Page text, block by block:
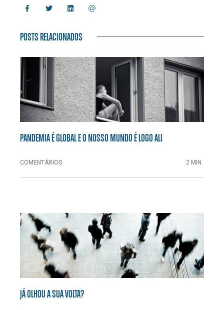
POSTS RELACIONADOS
PANDEMIA É GLOBAL E O NOSSO MUNDO É LOGO ALI
COMENTÁRIOS 2 MIN
JÁ OLHOU A SUA VOLTA?